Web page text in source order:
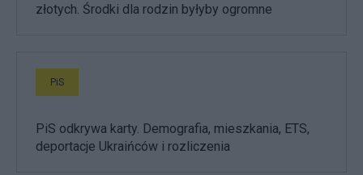
złotych. Środki dla rodzin byłyby ogromne
PiS
PiS odkrywa karty. Demografia, mieszkania, ETS,
deportacje Ukraińców i rozliczenia